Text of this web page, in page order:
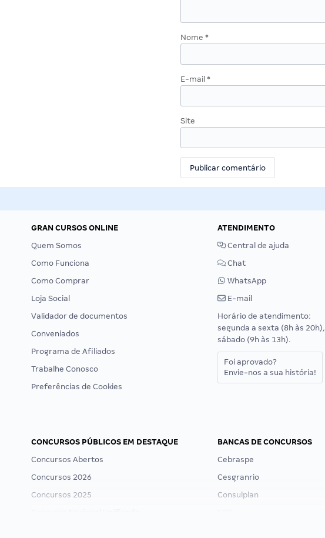
Nome *
E-mail *
Site
GRAN CURSOS ONLINE
Quem Somos
Como Funciona
Como Comprar
Loja Social
Validador de documentos
Conveniados
Programa de Afiliados
Trabalhe Conosco
Preferências de Cookies
ATENDIMENTO
Central de ajuda
Chat
WhatsApp
E-mail
Horário de atendimento:
segunda a sexta (8h às 20h),
sábado (9h às 13h).
Foi aprovado?
Envie-nos a sua história!
CONCURSOS PÚBLICOS EM DESTAQUE
Concursos Abertos
Concursos 2026
Concursos 2025
BANCAS DE CONCURSOS
Cebraspe
Cesgranrio
Consulplan